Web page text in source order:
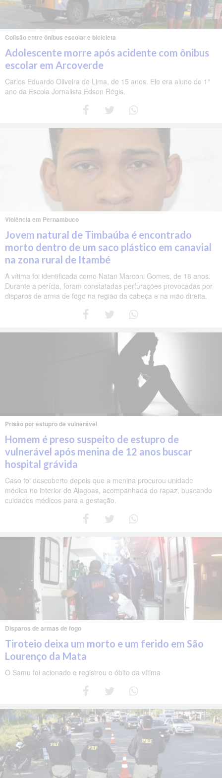
Colisão entre ônibus escolar e bicicleta
Adolescente morre após acidente com ônibus
escolar em Arcoverde
Carlos Eduardo Oliveira de Lima, de 15 anos. Ele era aluno do 1°
ano da Escola Jornalista Edson Régis.
Violência em Pernambuco
Jovem natural de Timbaúba é encontrado
morto dentro de um saco plástico em canavial
na zona rural de Itambé
A vítima foi identificada como Natan Marconi Gomes, de 18 anos.
Durante a perícia, foram constatadas perfurações provocadas por
disparos de arma de fogo na região da cabeça e na mão direita.
Prisão por estupro de vulnerável
Homem é preso suspeito de estupro de
vulnerável após menina de 12 anos buscar
hospital grávida
Caso foi descoberto depois que a menina procurou unidade
médica no interior de Alagoas, acompanhada do rapaz, buscando
cuidados médicos para a gestação.
Disparos de armas de fogo
Tiroteio deixa um morto e um ferido em São
Lourenço da Mata
O Samu foi acionado e registrou o óbito da vítima